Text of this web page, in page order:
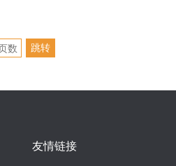
跳转
友情链接